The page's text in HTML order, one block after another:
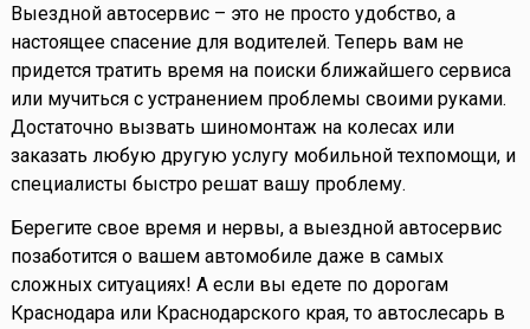
Выездной автосервис – это не просто удобство, а
настоящее спасение для водителей. Теперь вам не
придется тратить время на поиски ближайшего сервиса
или мучиться с устранением проблемы своими руками.
Достаточно вызвать шиномонтаж на колесах или
заказать любую другую услугу мобильной техпомощи, и
специалисты быстро решат вашу проблему.
Берегите свое время и нервы, а выездной автосервис
позаботится о вашем автомобиле даже в самых
сложных ситуациях! А если вы едете по дорогам
Краснодара или Краснодарского края, то автослесарь в